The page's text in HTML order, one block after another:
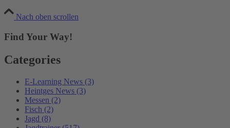
Nach oben scrollen
Find Your Way!
Categories
E-Learning News (3)
Heintges News (3)
Messen (2)
Fisch (2)
Jagd (8)